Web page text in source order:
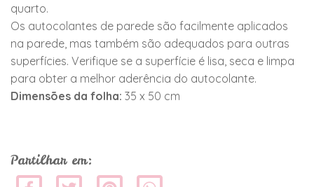
quarto.
Os autocolantes de parede são facilmente aplicados
na parede, mas também são adequados para outras
superfícies. Verifique se a superfície é lisa, seca e limpa
para obter a melhor aderência do autocolante.
Dimensões da folha: 35 x 50 cm
Partilhar em: